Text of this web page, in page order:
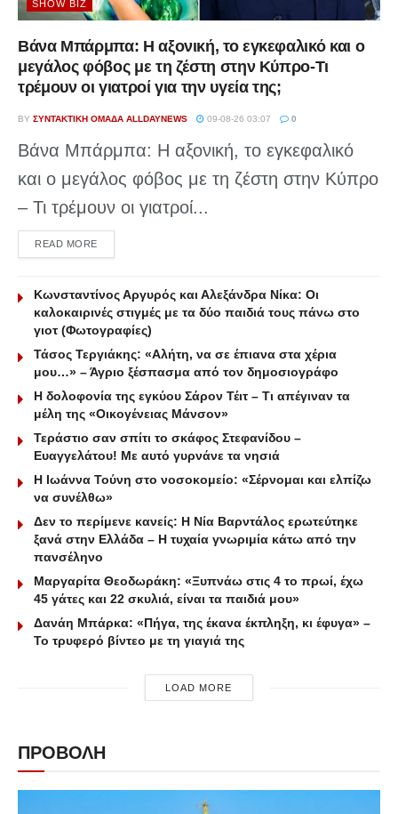
SHOW BIZ
Βάνα Μπάρμπα: Η αξονική, το εγκεφαλικό και ο
μεγάλος φόβος με τη ζέστη στην Κύπρο-Τι
τρέμουν οι γιατροί για την υγεία της;
BY ΣΥΝΤΑΚΤΙΚΉ ΟΜΆΔΑ ALLDAYNEWS 09-08-26 03:07 0
Βάνα Μπάρμπα: Η αξονική, το εγκεφαλικό
και ο μεγάλος φόβος με τη ζέστη στην Κύπρο
– Τι τρέμουν οι γιατροί...
READ MOREDETAILS
Κωνσταντίνος Αργυρός και Αλεξάνδρα Νίκα: Οι
καλοκαιρινές στιγμές με τα δύο παιδιά τους πάνω στο
γιοτ (Φωτογραφίες)
Τάσος Τεργιάκης: «Αλήτη, να σε έπιανα στα χέρια
μου…» – Άγριο ξέσπασμα από τον δημοσιογράφο
Η δολοφονία της εγκύου Σάρον Τέιτ – Τι απέγιναν τα
μέλη της «Οικογένειας Μάνσον»
Τεράστιο σαν σπίτι το σκάφος Στεφανίδου –
Ευαγγελάτου! Με αυτό γυρνάνε τα νησιά
Η Ιωάννα Τούνη στο νοσοκομείο: «Σέρνομαι και ελπίζω
να συνέλθω»
Δεν το περίμενε κανείς: Η Νία Βαρντάλος ερωτεύτηκε
ξανά στην Ελλάδα – Η τυχαία γνωριμία κάτω από την
πανσέληνο
Μαργαρίτα Θεοδωράκη: «Ξυπνάω στις 4 το πρωί, έχω
45 γάτες και 22 σκυλιά, είναι τα παιδιά μου»
Δανάη Μπάρκα: «Πήγα, της έκανα έκπληξη, κι έφυγα» –
Το τρυφερό βίντεο με τη γιαγιά της
LOAD MORE
ΠΡΟΒΟΛΗ